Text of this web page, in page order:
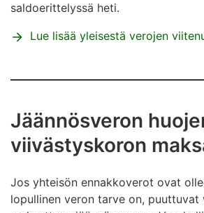
saldoerittelyssä heti.
Lue lisää yleisestä verojen
Jäännösveron
viivästyskoron
Jos yhteisön ennakkoverot ovat
lopullinen veron tarve on, puuttuvat